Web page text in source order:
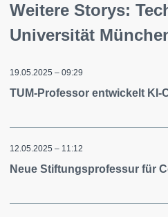
Weitere Storys:
Universität
19.05.2025 – 09:29
TUM-Professor entwickelt KI-
12.05.2025 – 11:12
Neue Stiftungsprofessur für